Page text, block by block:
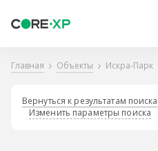
Главная Объекты Искра-Парк
Вернуться к результатам поиска
Изменить параметры поиска